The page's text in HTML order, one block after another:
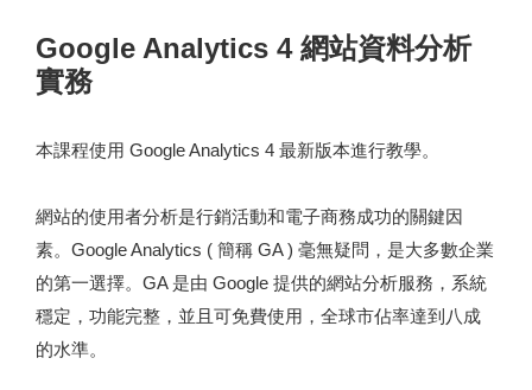
Google Analytics 4 網站資料分析
實務
本課程使用 Google Analytics 4 最新版本進行教學。
網站的使用者分析是行銷活動和電子商務成功的關鍵因
素。Google Analytics ( 簡稱 GA ) 毫無疑問，是大多數企業
的第一選擇。GA 是由 Google 提供的網站分析服務，系統
穩定，功能完整，並且可免費使用，全球市佔率達到八成
的水準。